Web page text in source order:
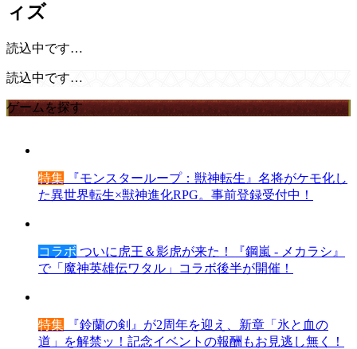
ィズ
読込中です…
読込中です…
ゲームを探す
特集 『モンスターループ：獣神転生』名将がケモ化し
た異世界転生×獣神進化RPG。事前登録受付中！
コラボ ついに虎王＆影虎が来た！『鋼嵐 - メカラシ』
で「魔神英雄伝ワタル」コラボ後半が開催！
特集 『鈴蘭の剣』が2周年を迎え、新章「氷と血の
道」を解禁ッ！記念イベントの報酬もお見逃し無く！